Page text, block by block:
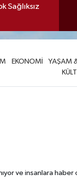
Sağlıksız
EKONOMİ YAŞAM
ve insanlara